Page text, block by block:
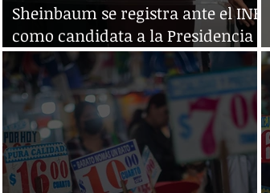
Sheinbaum se registra ante el INE
como candidata a la Presidencia
de México